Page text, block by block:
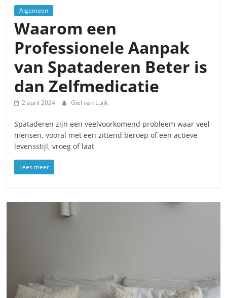
Algemeen
Waarom een
Professionele Aanpak
van Spataderen Beter is
dan Zelfmedicatie
2 april 2024 Giel van Luijk
Spataderen zijn een veelvoorkomend probleem waar veel
mensen, vooral met een zittend beroep of een actieve
levensstijl, vroeg of laat
Lees meer